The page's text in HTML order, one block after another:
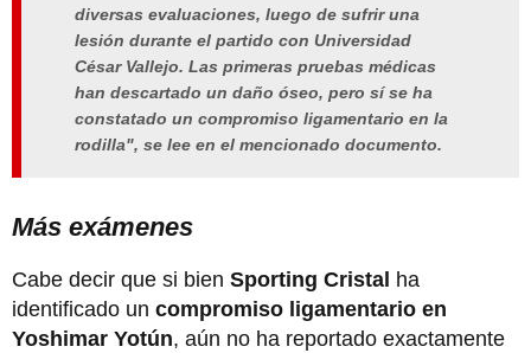
diversas evaluaciones, luego de sufrir una
lesión durante el partido con Universidad
César Vallejo. Las primeras pruebas médicas
han descartado un daño óseo, pero sí se ha
constatado un compromiso ligamentario en la
rodilla", se lee en el mencionado documento.
Más exámenes
Cabe decir que si bien Sporting Cristal ha
identificado un compromiso ligamentario en
Yoshimar Yotún, aún no ha reportado exactamente